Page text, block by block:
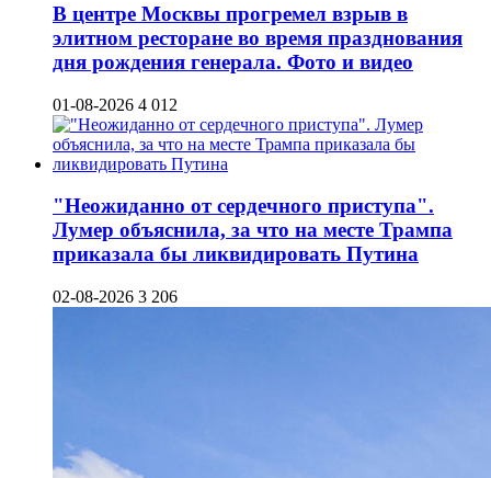
В центре Москвы прогремел взрыв в
элитном ресторане во время празднования
дня рождения генерала. Фото и видео
01-08-2026 4 012
"Неожиданно от сердечного приступа".
Лумер объяснила, за что на месте Трампа
приказала бы ликвидировать Путина
02-08-2026 3 206